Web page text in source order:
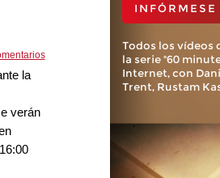
la
verán
INFÓRMESE
Todos los vídeos
la serie "60
Internet, con
Trent, Rustam